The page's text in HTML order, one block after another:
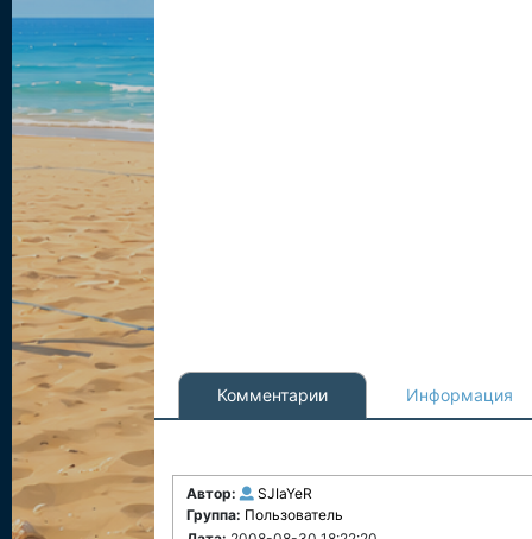
Комментарии Информация
Автор:
SJIaYeR
Группа: Пользователь